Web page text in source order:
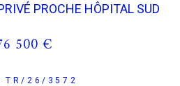
PROCHE HÔPITAL SUD
500 €
TR/26/3572